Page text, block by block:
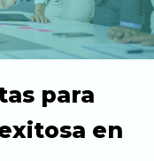
para
en